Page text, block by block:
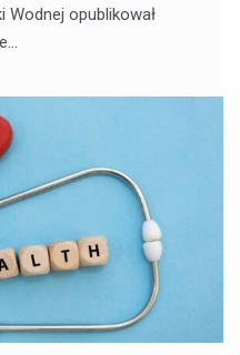
opublikował